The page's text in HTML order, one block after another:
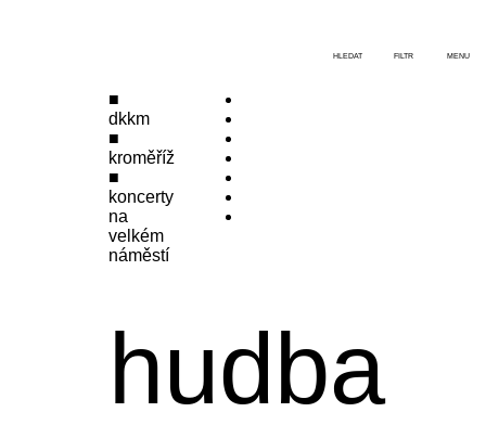
dkkm
kroměříž
koncerty
na
velkém
náměstí
hudba
HLEDAT FILTR MENU